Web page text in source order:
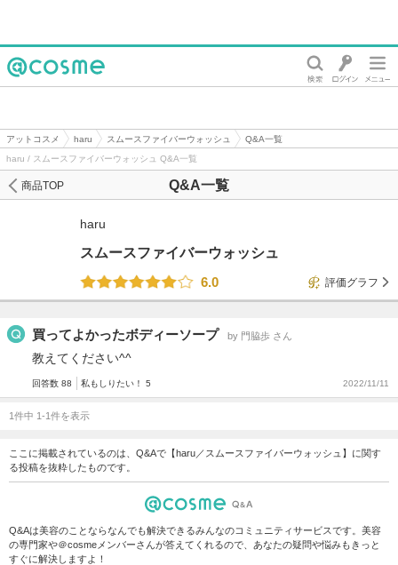
アットコスメ haru スムースファイバーウォッシュ
Q&A一覧
haru / スムースファイバーウォッシュ Q&A一覧
Q&A一覧
商品TOP
haru
スムースファイバーウォッシュ
6.0
評価グラフ
買ってよかったボディーソープ by 門脇歩 さん
教えてください^^
回答数 88 私もしりたい！ 5 2022/11/11
1件中 1-1件を表示
ここに掲載されているのは、Q&Aで【haru／スムースファイバーウォッシュ】に関す
る投稿を抜粋したものです。
Q&Aは美容のことならなんでも解決できるみんなのコミュニティサービスです。美容
の専門家や＠cosmeメンバーさんが答えてくれるので、あなたの疑問や悩みもきっと
すぐに解決しますよ！